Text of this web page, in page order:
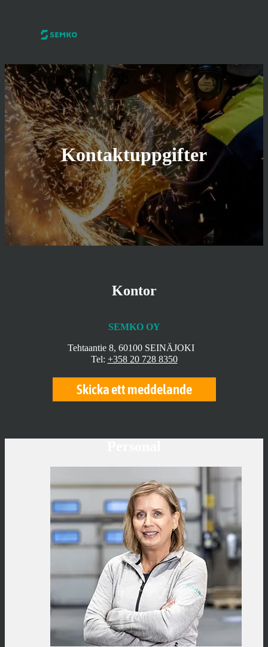
Kontaktuppgifter
Kontor
SEMKO OY
Tehtaantie 8, 60100 SEINÄJOKI
Tel: +358 20 728 8350
Skicka ett meddelande